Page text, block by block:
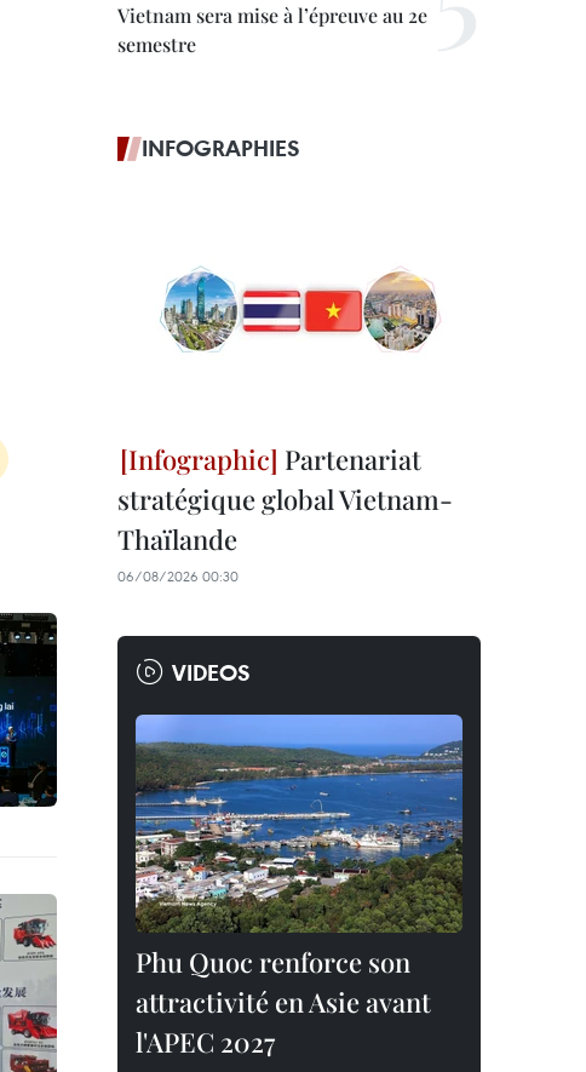
Vietnam sera mise à l’épreuve au 2e
semestre
INFOGRAPHIES
Partenariat
stratégique global Vietnam-
Thaïlande
06/08/2026 00:30
VIDEOS
Phu Quoc renforce son
attractivité en Asie avant
l'APEC 2027